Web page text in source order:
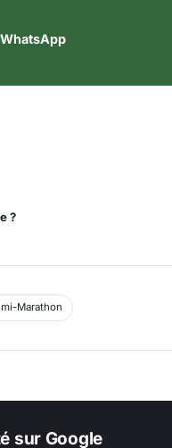
WhatsApp
?
Marathon
sur Google